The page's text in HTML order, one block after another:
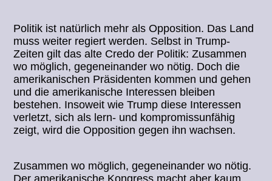
Politik ist natürlich mehr als Opposition. Das Land
muss weiter regiert werden. Selbst in Trump-
Zeiten gilt das alte Credo der Politik: Zusammen
wo möglich, gegeneinander wo nötig. Doch die
amerikanischen Präsidenten kommen und gehen
und die amerikanische Interessen bleiben
bestehen. Insoweit wie Trump diese Interessen
verletzt, sich als lern- und kompromissunfähig
zeigt, wird die Opposition gegen ihn wachsen.
Zusammen wo möglich, gegeneinander wo nötig.